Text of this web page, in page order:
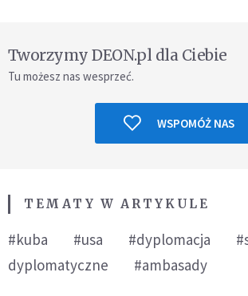
Tworzymy DEON.pl dla Ciebie
Tu możesz nas wesprzeć.
WSPOMÓŻ NAS
TEMATY W ARTYKULE
#kuba #usa #dyplomacja
dyplomatyczne
#ambasady